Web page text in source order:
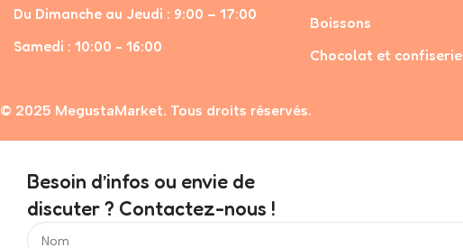
Du Dimanche au Jeudi : 9:00 – 17:00
Samedi : 10:00 - 16:00
Boissons
Chocolat et confiserie
© 2025 MegustaMarket. Tous droits réservés.
Besoin d’infos ou envie de
discuter ? Contactez-nous !